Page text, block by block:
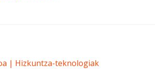
| Hizkuntza-teknologiak